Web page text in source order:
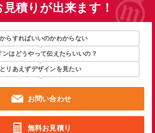
積りが出来ます！
らすればいいのかわからない
ンはどうやって伝えたらいいの？
とリあえずデザインを見たい
お問い合わせ
無料お見積り